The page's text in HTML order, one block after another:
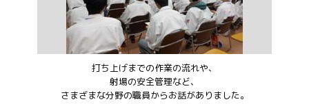
打ち上げまでの作業の流れや、
射場の安全管理など、
さまざまな分野の職員からお話がありました。